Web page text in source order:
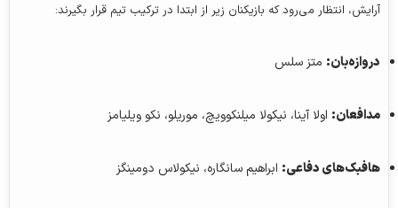
آرایش، انتظار می‌رود که بازیکنان زیر از ابتدا در ترکیب تیم قرار بگیرند:
دروازه‌بان: متز سلس
مدافعان: اولا آینا، نیکولا میلنکوویچ، موریلو، نکو ویلیامز
هافبک‌های دفاعی: ابراهیم سانگاره، نیکولاس دومینگز